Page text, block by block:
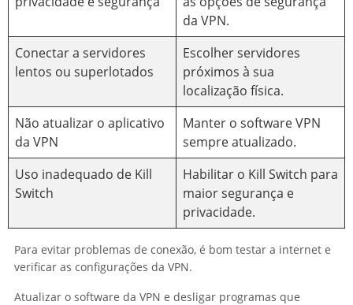
da VPN.
Conectar a servidores
lentos ou superlotados
Escolher servidores
próximos à sua
localização física.
Não atualizar o aplicativo
da VPN
Manter o software VPN
sempre atualizado.
Uso inadequado de Kill
Switch
Habilitar o Kill Switch para
maior segurança e
privacidade.
Para evitar problemas de conexão, é bom testar a internet e
verificar as configurações da VPN.
Atualizar o software da VPN e desligar programas que